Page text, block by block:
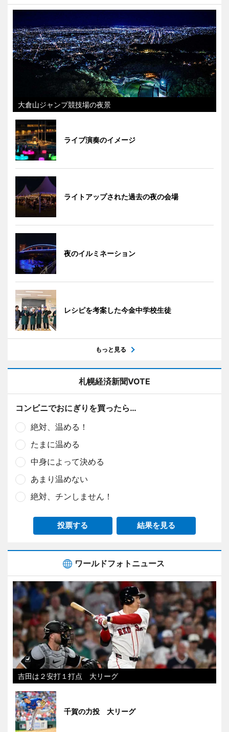
大倉山ジャンプ競技場の夜景
ライブ演奏のイメージ
ライトアップされた過去の夜の会場
夜のイルミネーション
レシピを考案した今金中学校生徒
もっと見る
札幌経済新聞VOTE
コンビニでおにぎりを買ったら…
絶対、温める！
たまに温める
中身によって決める
あまり温めない
絶対、チンしません！
投票する 結果を見る
ワールドフォトニュース
吉田は２安打１打点 大リーグ
千賀の力投 大リーグ